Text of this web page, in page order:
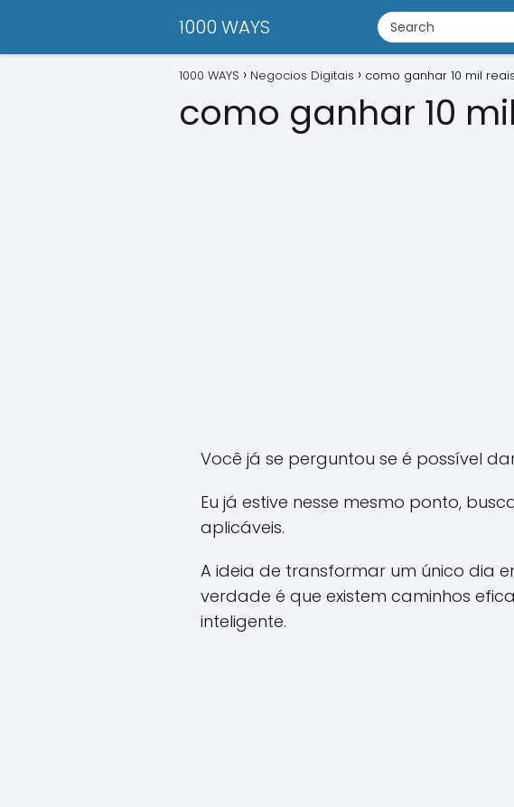
1000 WAYS
1000 WAYS Negocios Digitais como ganhar 10 mil
como ganhar 10
Você já se perguntou se é possível
Eu já estive nesse mesmo ponto,
aplicáveis.
A ideia de transformar um único dia
verdade é que existem caminhos
inteligente.